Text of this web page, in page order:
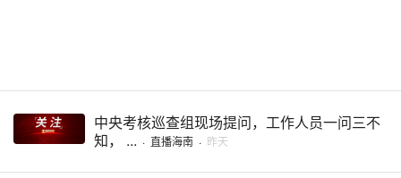
中央考核巡查组现场提问，工作人员一问三不
知， ... · 直播海南 · 昨天